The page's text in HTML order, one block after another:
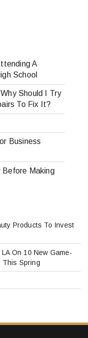
A
School
Should I Try
To Fix It?
Business
Before Making
Products To Invest
On 10 New Game-
This Spring